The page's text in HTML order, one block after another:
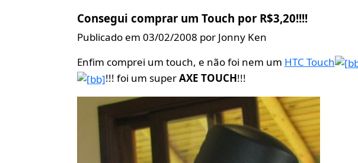
Consegui comprar um Touch por R$3,20!!!!
Publicado em 03/02/2008 por Jonny Ken
Enfim comprei um touch, e não foi nem um HTC Touch
!!! foi um superAXE TOUCH!!!